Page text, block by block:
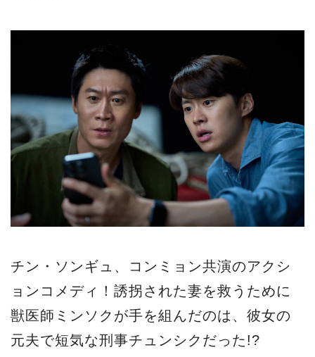
チン・ソンギュ、コンミョン共演のアクシ
ョンコメディ！誘拐された妻を救うために
獣医師ミンソクが手を組んだのは、彼女の
元夫で短気な刑事チュンシクだった!?